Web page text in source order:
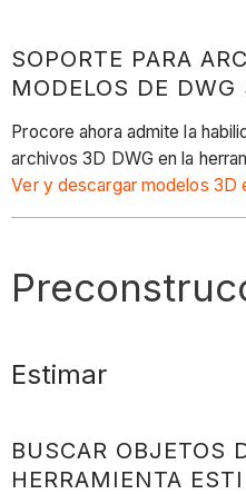
SOPORTE PARA
MODELOS DE DWG
Procore ahora admite la
archivos 3D DWG en la
Ver y descargar modelos 3D
Estimar
BUSCAR OBJETOS
HERRAMIENTA